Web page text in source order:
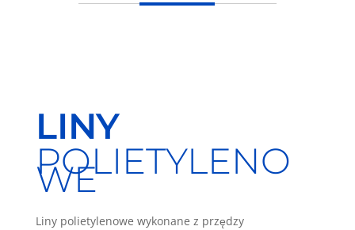
LINY
POLIETYLENO
WE
Liny polietylenowe wykonane z przędzy